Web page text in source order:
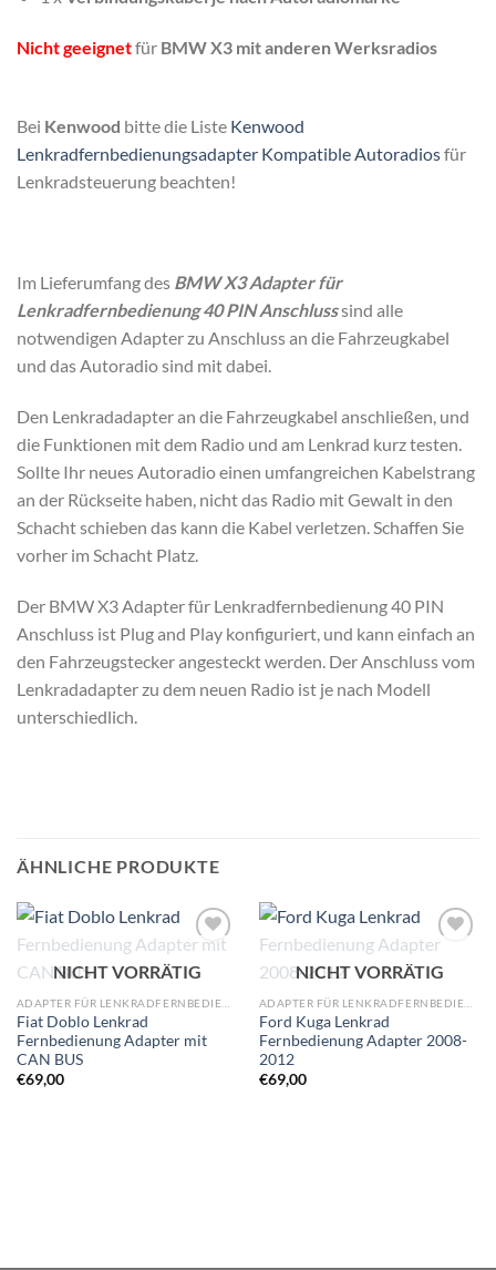
Nicht geeignetfür BMW X3 mit anderen Werksradios
Bei Kenwood bitte die Liste Kenwood
Lenkradfernbedienungsadapter Kompatible Autoradiosfür
Lenkradsteuerung beachten!
Im Lieferumfang des BMW X3 Adapter für
Lenkradfernbedienung 40 PIN Anschlusssind alle
notwendigen Adapter zu Anschluss an die Fahrzeugkabel
und das Autoradio sind mit dabei.
Den Lenkradadapter an die Fahrzeugkabel anschließen, und
die Funktionen mit dem Radio und am Lenkrad kurz testen.
Sollte Ihr neues Autoradio einen umfangreichen Kabelstrang
an der Rückseite haben, nicht das Radio mit Gewalt in den
Schacht schieben das kann die Kabel verletzen. Schaffen Sie
vorher im Schacht Platz.
Der BMW X3 Adapter für Lenkradfernbedienung 40 PIN
Anschluss ist Plug and Play konfiguriert, und kann einfach an
den Fahrzeugstecker angesteckt werden. Der Anschluss vom
Lenkradadapter zu dem neuen Radio ist je nach Modell
unterschiedlich.
ÄHNLICHE PRODUKTE
Wunschliste
NICHT VORRÄTIG
Fiat Doblo Lenkrad
Fernbedienung Adapter mit
CAN BUS
€69,00
Wunschliste
NICHT VORRÄTIG
Ford Kuga Lenkrad
Fernbedienung Adapter 2008-
2012
€69,00